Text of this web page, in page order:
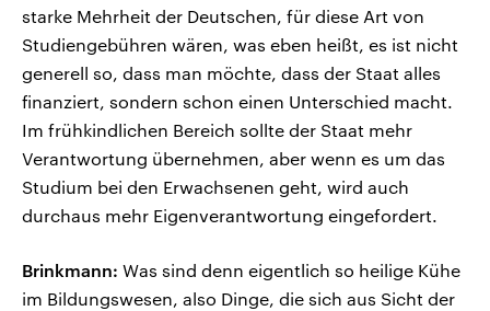
starke Mehrheit der Deutschen, für diese Art von
Studiengebühren wären, was eben heißt, es ist nicht
generell so, dass man möchte, dass der Staat alles
finanziert, sondern schon einen Unterschied macht.
Im frühkindlichen Bereich sollte der Staat mehr
Verantwortung übernehmen, aber wenn es um das
Studium bei den Erwachsenen geht, wird auch
durchaus mehr Eigenverantwortung eingefordert.
Brinkmann: Was sind denn eigentlich so heilige Kühe
im Bildungswesen, also Dinge, die sich aus Sicht der